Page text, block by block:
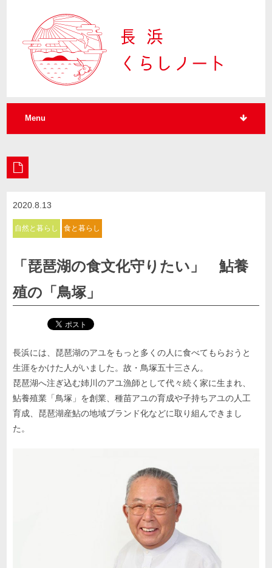
Menu
2020.8.13
自然と暮らし 食と暮らし
「琵琶湖の食文化守りたい」 鮎養
殖の「鳥塚」
長浜には、琵琶湖のアユをもっと多くの人に食べてもらおうと
生涯をかけた人がいました。故・鳥塚五十三さん。
琵琶湖へ注ぎ込む姉川のアユ漁師として代々続く家に生まれ、
鮎養殖業「鳥塚」を創業、種苗アユの育成や子持ちアユの人工
育成、琵琶湖産鮎の地域ブランド化などに取り組んできまし
た。